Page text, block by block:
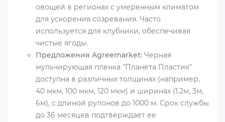
овощей в регионах с умеренным климатом
для ускорения созревания. Часто
используется для клубники, обеспечивая
чистые ягоды.
Предложения Agreemarket: Черная
мульчирующая пленка "Планета Пластик"
доступна в различных толщинах (например,
40 мкм, 100 мкм, 120 мкм) и ширинах (1.2м, 3м,
6м), с длиной рулонов до 1000 м. Срок службы
до 36 месяцев подтверждает ее